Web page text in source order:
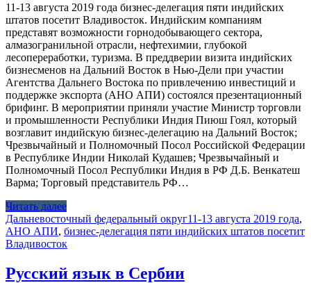
11-13 августа 2019 года бизнес-делегация пяти индийских
штатов посетит Владивосток. Индийским компаниям
представят возможности горнодобывающего сектора,
алмазогранильной отрасли, нефтехимии, глубокой
лесопереработки, туризма. В преддверии визита индийских
бизнесменов на Дальний Восток в Нью-Дели при участии
Агентства Дальнего Востока по привлечению инвестиций и
поддержке экспорта (АНО АПИ) состоялся презентационный
брифинг. В мероприятии приняли участие Министр торговли
и промышленности Республики Индия Пиюш Гоял, который
возглавит индийскую бизнес-делегацию на Дальний Восток;
Чрезвычайный и Полномочный Посол Российской Федерации
в Республике Индии Николай Кудашев; Чрезвычайный и
Полномочный Посол Республики Индия в РФ Д.Б. Венкатеш
Варма; Торговый представитель РФ…
Читать далее
Дальневосточный федеральный округ11-13 августа 2019 года,
АНО АПИ, бизнес-делегация пяти индийских штатов посетит
Владивосток
Русский язык в Сербии